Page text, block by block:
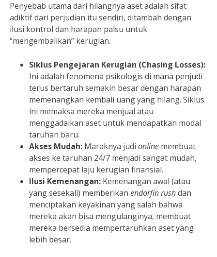
Penyebab utama dari hilangnya aset adalah sifat
adiktif dari perjudian itu sendiri, ditambah dengan
ilusi kontrol dan harapan palsu untuk
“mengembalikan” kerugian.
Siklus Pengejaran Kerugian (Chasing Losses):
Ini adalah fenomena psikologis di mana penjudi
terus bertaruh semakin besar dengan harapan
memenangkan kembali uang yang hilang. Siklus
ini memaksa mereka menjual atau
menggadaikan aset untuk mendapatkan modal
taruhan baru.
Akses Mudah: Maraknya judi online membuat
akses ke taruhan 24/7 menjadi sangat mudah,
mempercepat laju kerugian finansial.
Ilusi Kemenangan: Kemenangan awal (atau
yang sesekali) memberikan endorfin rushdan
menciptakan keyakinan yang salah bahwa
mereka akan bisa mengulanginya, membuat
mereka bersedia mempertaruhkan aset yang
lebih besar.